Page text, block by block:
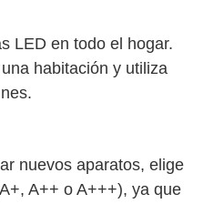
LED en todo el hogar.
habitación y utiliza
nuevos aparatos, elige
A++ o A+++), ya que